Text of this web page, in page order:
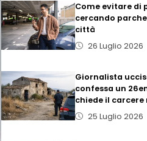
Come evitare di
cercando
città
26 Luglio 2026
Giornalista
confessa un
chiede il carcere
25 Luglio 2026